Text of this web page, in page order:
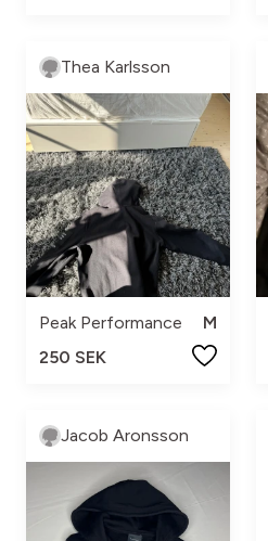
Thea Karlsson
Peak Performance
M
250 SEK
Jacob Aronsson